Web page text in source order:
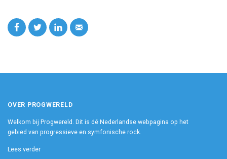
OVER PROGWERELD
Welkom bij Progwereld. Dit is dé Nederlandse webpagina op het
gebied van progressieve en symfonische rock.
Lees verder